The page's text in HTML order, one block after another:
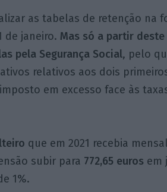
as tabelas de retenção na
de janeiro. Mas só a partir deste
pela Segurança Social, pelo
relativos aos dois
em excesso face às
que em 2021 recebia
subir para 772,65 euros em
1%.